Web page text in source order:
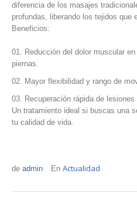
diferencia de los masajes
profundas, liberando los tejidos que
Beneficios:
Reducción del dolor muscular
piernas.
Mayor flexibilidad y rango de
Recuperación rápida de
Un tratamiento ideal si buscas una
tu calidad de vida.
de admin En Actualidad